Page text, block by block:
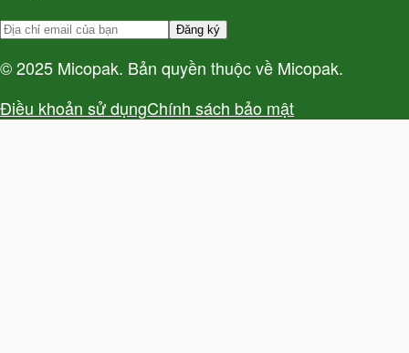
Đăng ký
© 2025 Micopak. Bản quyền thuộc về Micopak.
Điều khoản sử dụngChính sách bảo mật